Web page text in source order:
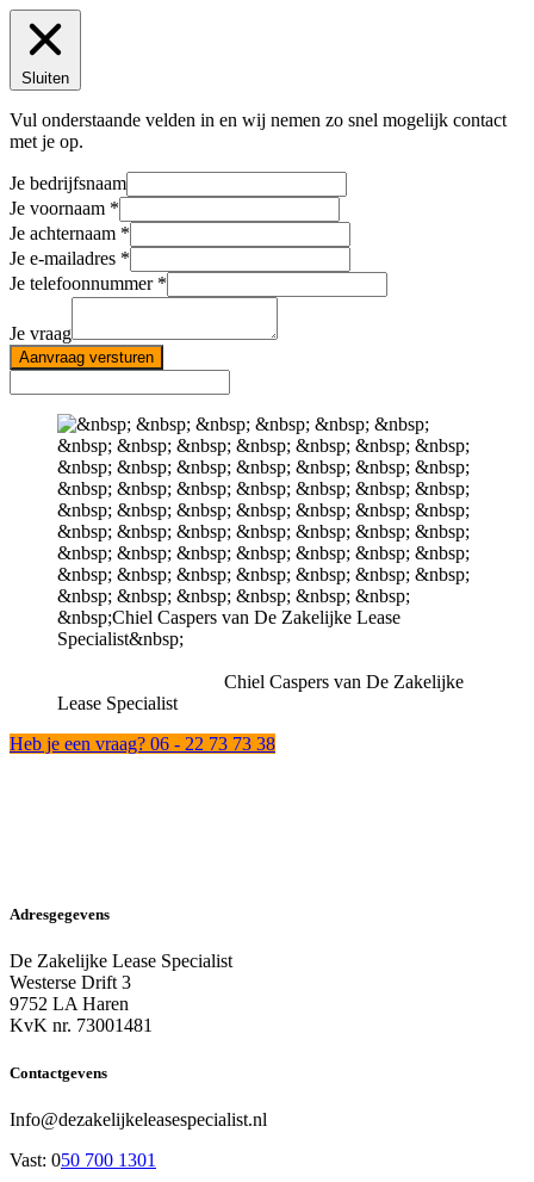
Sluiten
Vul onderstaande velden in en wij nemen zo snel mogelijk contact
met je op.
Je bedrijfsnaam
Je voornaam
Je achternaam
Je e-mailadres
Je telefoonnummer
Je vraag
Aanvraag versturen
Chiel Caspers van De Zakelijke
Lease Specialist
Heb je een vraag? 06 - 22 73 73 38
Adresgegevens
De Zakelijke Lease Specialist
Westerse Drift 3
9752 LA Haren
KvK nr. 73001481
Contactgevens
Info@dezakelijkeleasespecialist.nl
Vast: 050 700 1301